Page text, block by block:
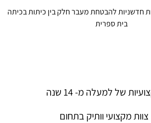
חדשניות להבטחת מעבר חלק בין כיתות בכיתה
בית ספרית
של למעלה מ- 14 שנה
צוות מקצועי וותיק בתחום